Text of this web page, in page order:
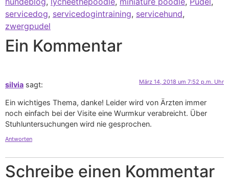
servicedog, servicedogintraining, servicehund,
zwergpudel
Ein Kommentar
silvia sagt: März 14, 2018 um 7:52 p.m. Uhr
Ein wichtiges Thema, danke! Leider wird von Ärzten immer
noch einfach bei der Visite eine Wurmkur verabreicht. Über
Stuhluntersuchungen wird nie gesprochen.
Antworten
Schreibe einen Kommentar